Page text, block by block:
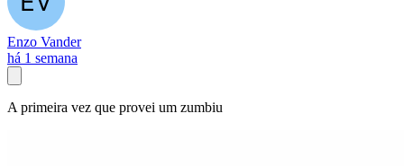
Enzo Vander
há 1 semana
A primeira vez que provei um zumbiu